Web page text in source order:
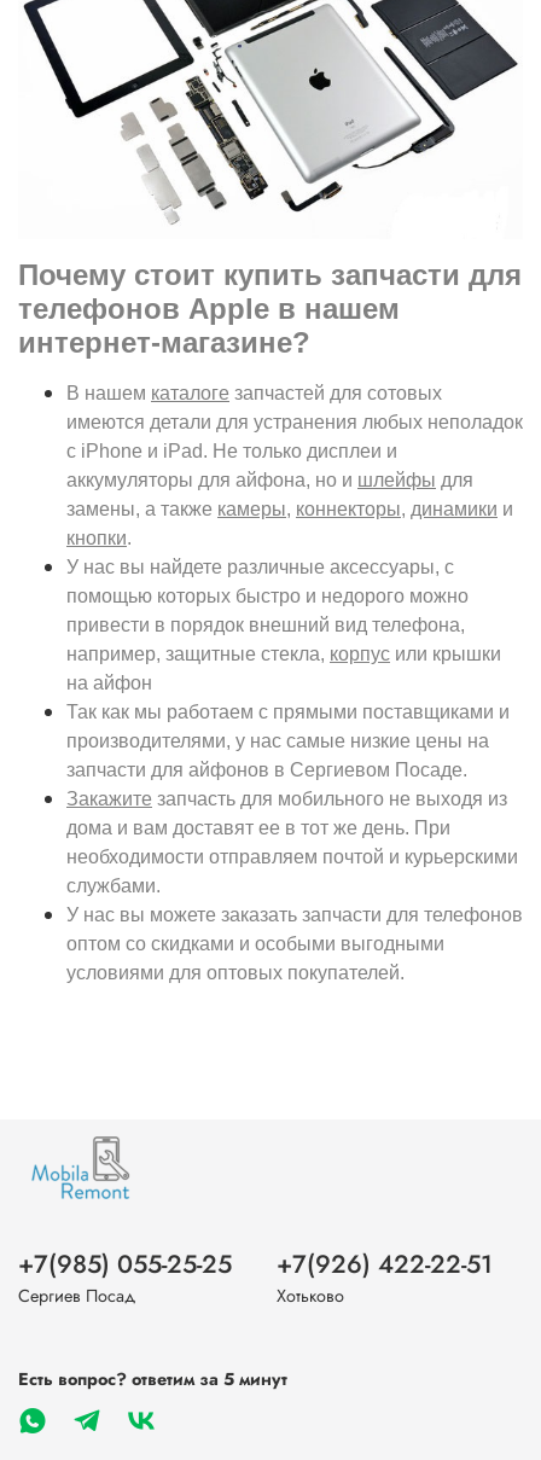
Почему стоит купить запчасти для
телефонов Apple в нашем
интернет-магазине?
В нашем каталоге запчастей для сотовых
имеются детали для устранения любых неполадок
с iPhone и iPad. Не только дисплеи и
аккумуляторы для айфона, но и шлейфы для
замены, а также камеры, коннекторы, динамики и
кнопки.
У нас вы найдете различные аксессуары, с
помощью которых быстро и недорого можно
привести в порядок внешний вид телефона,
например, защитные стекла, корпус или крышки
на айфон
Так как мы работаем с прямыми поставщиками и
производителями, у нас самые низкие цены на
запчасти для айфонов в Сергиевом Посаде.
Закажите запчасть для мобильного не выходя из
дома и вам доставят ее в тот же день. При
необходимости отправляем почтой и курьерскими
службами.
У нас вы можете заказать запчасти для телефонов
оптом со скидками и особыми выгодными
условиями для оптовых покупателей.
+7(985) 055-25-25
Сергиев Посад
+7(926) 422-22-51
Хотьково
Есть вопрос? ответим за 5 минут